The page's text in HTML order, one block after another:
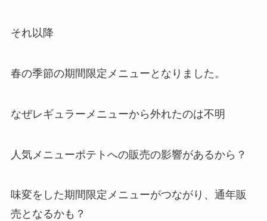
それ以降
春の季節の期間限定メニューとなりました。
なぜレギュラーメニューから外れたのは不明
人気メニューポテトへの販売の影響があるから？
味変をした期間限定メニューがつながり、通年販
売となるかも？